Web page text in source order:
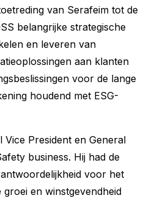
van Serafeim tot de
belangrijke strategische
en leveren van
aan klanten
voor de lange
houdend met ESG-
President en General
business. Hij had de
voor het
en winstgevendheid